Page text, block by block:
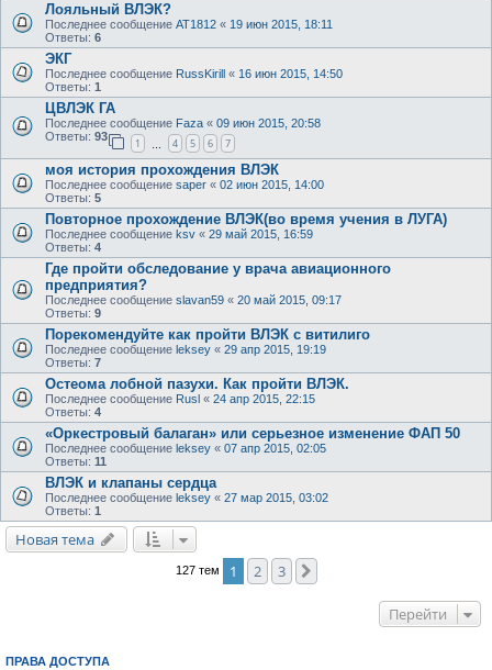
Лояльный ВЛЭК?
Последнее сообщение AT1812 « 19 июн 2015, 18:11
Ответы: 6
ЭКГ
Последнее сообщение RussKirill « 16 июн 2015, 14:50
Ответы: 1
ЦВЛЭК ГА
Последнее сообщение Faza « 09 июн 2015, 20:58
Ответы: 93
1 4 5 6 7
моя история прохождения ВЛЭК
Последнее сообщение saper « 02 июн 2015, 14:00
Ответы: 5
Повторное прохождение ВЛЭК(во время учения в ЛУГА)
Последнее сообщение ksv « 29 май 2015, 16:59
Ответы: 4
Где пройти обследование у врача авиационного
предприятия?
Последнее сообщение slavan59 « 20 май 2015, 09:17
Ответы: 9
Порекомендуйте как пройти ВЛЭК с витилиго
Последнее сообщение leksey « 29 апр 2015, 19:19
Ответы: 7
Остеома лобной пазухи. Как пройти ВЛЭК.
Последнее сообщение Rusl « 24 апр 2015, 22:15
Ответы: 4
«Оркестровый балаган» или серьезное изменение ФАП 50
Последнее сообщение leksey « 07 апр 2015, 02:05
Ответы: 11
ВЛЭК и клапаны сердца
Последнее сообщение leksey « 27 мар 2015, 03:02
Ответы: 1
Новая тема
127 тем 1 2 3
Перейти
ПРАВА ДОСТУПА